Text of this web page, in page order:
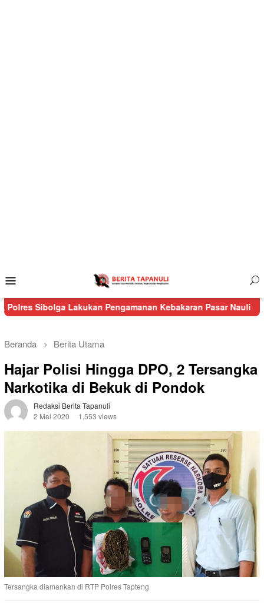
Mobile
Lakukan Pengamanan Kebakaran Pasar Nauli Kurang dari
Beranda Berita Utama
Hajar Polisi Hingga DPO, 2 Tersangka
Narkotika di Bekuk di Pondok
Redaksi Berita Tapanuli
2 Mei 2020
1,553 views
Tersangka diamankan di RTP Polres Tapteng